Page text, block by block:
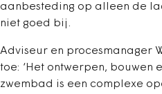
aanbesteding op alleen de
niet goed bij.
Adviseur en procesmanager
toe: ‘Het ontwerpen, bouwen
zwembad is een complexe